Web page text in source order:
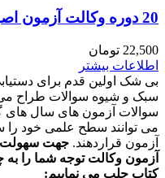
20 دوره وکالت آزمون اصول فقه – چتردانش
22,500 تومان
اطلاعات بیشتر
بی شک اولین قدم برای
سبک و شیوه سوالات طراح می
سوالات آزمون های سال های
می توانند سطح علمی خود را
آزمون قراردهند.
آزمون وکالت توجه شما را به
کتاب جلب می نماییم: